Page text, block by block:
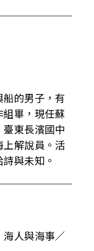
的男子，有
畢，現任蘇
東長濱國中
解說員。活
與未知。
人與海事／